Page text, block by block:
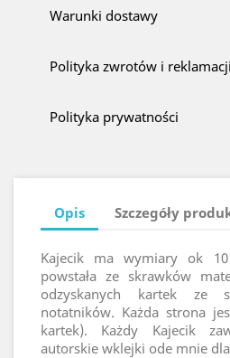
Warunki dostawy
Polityka zwrotów i reklamacji
Polityka prywatności
Opis Szczegóły
Kajecik ma wymiary ok
powstała ze skrawków
odzyskanych kartek ze
notatników. Każda strona
kartek). Każdy Kajecik
autorskie wklejki ode mnie